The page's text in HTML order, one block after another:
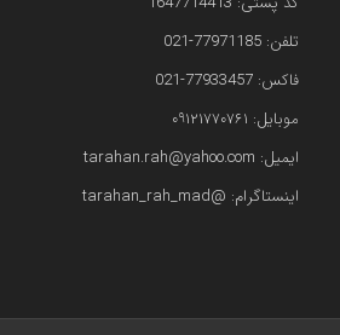
تلفن: 77971185-021
فاکس: 77933457-021
موبایل: ۰۹۱۲۱۷۷۰۷۶۱
ایمیل: tarahan.rah@yahoo.com
اینستاگرام: @tarahan_rah_mad